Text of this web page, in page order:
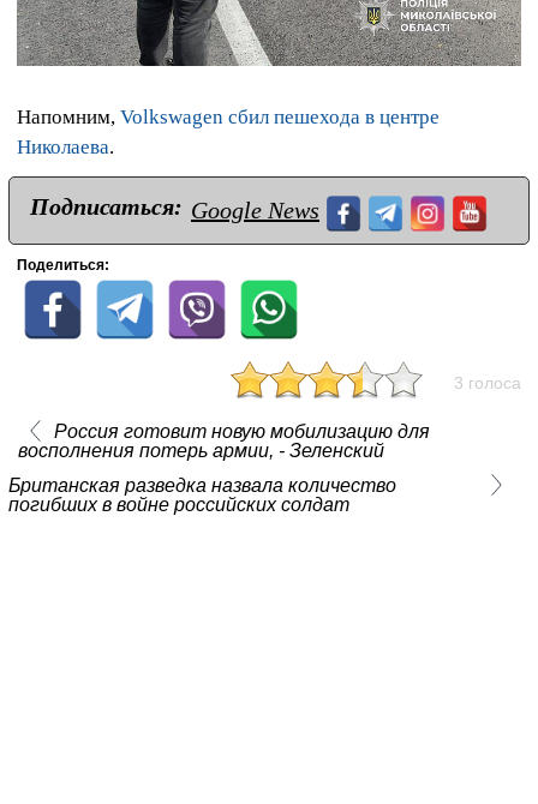
Напомним, Volkswagen сбил пешехода в центре
Николаева.
Подписаться: Google News
Поделиться:
3 голоса
Россия готовит новую мобилизацию для
восполнения потерь армии, - Зеленский
Британская разведка назвала количество
погибших в войне российских солдат